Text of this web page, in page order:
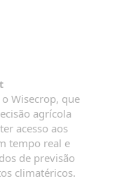
Wisecrop, que
agrícola
acesso aos
tempo real e
de previsão
climatéricos.